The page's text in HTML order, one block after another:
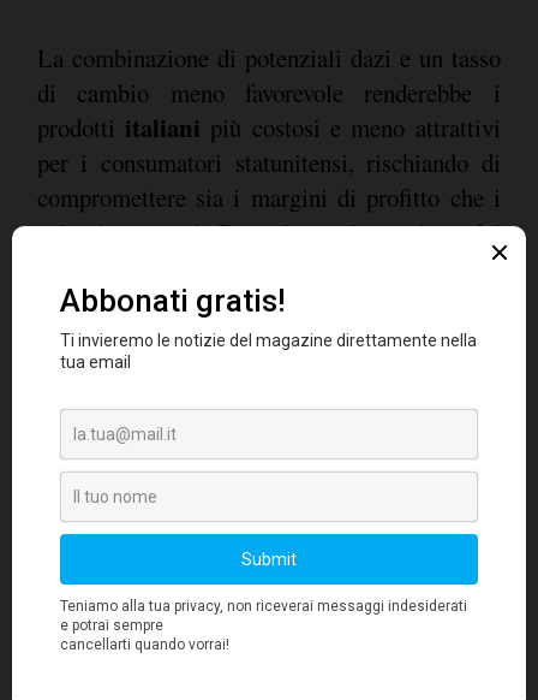
La combinazione di potenziali dazi e un tasso
di cambio meno favorevole renderebbe i
prodotti italiani più costosi e meno attrattivi
per i consumatori statunitensi, rischiando di
compromettere sia i margini di profitto che i
volumi esportati. Per valutare la reazione del
ha condotto un sondaggio
su2.000cittadini americani. I risultati
indicano che l'85%degli intervistati è a
conoscenza dell'esistenza dei dazi, e il
prevede un impatto negativo sui propri
acquisti. Di fronte a un ipotetico aumento del
prezzo del20%causato dai dazi, la
maggioranza dei consumatori ha dichiarato che
continuerebbe ad acquistare prodotti italiani
Tuttavia, una percentuale significativa,
compresa tra il30%e il40%, ridurrebbe i
propri acquisti. Si prevede che le produzioni